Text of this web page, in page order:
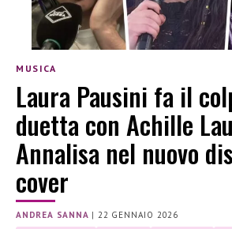
MUSICA
Laura Pausini fa il
duetta con Achille
Annalisa nel nuovo
cover
ANDREA SANNA | 22 GENNAIO 2026